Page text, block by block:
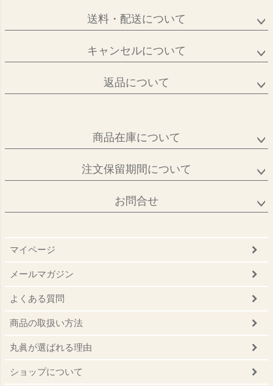
送料・配送について
キャンセルについて
返品について
商品在庫について
注文保留期間について
お問合せ
マイページ
メールマガジン
よくある質問
商品の取扱い方法
丸眞が選ばれる理由
ショップについて